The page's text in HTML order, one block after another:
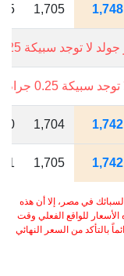
1,748
1,705
لا توجد سبيكة 0.25 جرام.
سبيكة 0.25 جرام.
1,742
1,704
1,742
1,705
في مصر، إلا أن هذه
للواقع الفعلي وقت
بالتأكد من السعر النهائي